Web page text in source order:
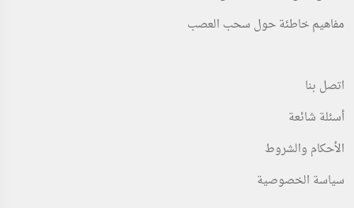
مفاهيم خاطئة حول سحب العصب
اتصل بنا
أسئلة شائعة
الأحكام والشروط
سياسة الخصوصية